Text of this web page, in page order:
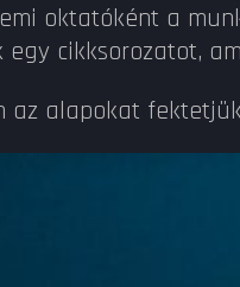
oktatóként a
cikksorozatot,
az alapokat